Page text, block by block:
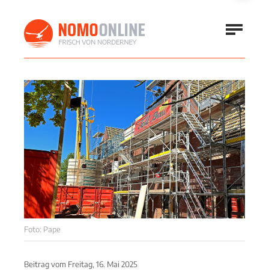
Foto: Pape
Beitrag vom Freitag, 16. Mai 2025